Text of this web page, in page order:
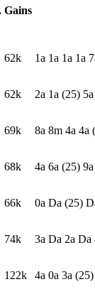
Gains
62k 1a 1a 1a 1a 7
62k 2a 1a (25) 5a
69k 8a 8m 4a 4a
68k 4a 6a (25) 9a
66k 0a Da (25) D
74k 3a Da 2a Da
122k 4a 0a 3a (25)